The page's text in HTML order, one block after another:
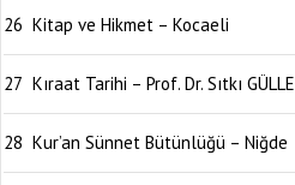
26 Kitap ve Hikmet – Kocaeli
27 Kıraat Tarihi – Prof. Dr. Sıtkı GÜLLE
28 Kur’an Sünnet Bütünlüğü – Niğde